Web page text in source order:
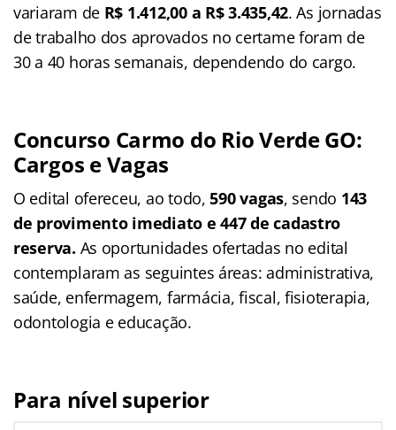
variaram de R$ 1.412,00 a R$ 3.435,42. As jornadas
de trabalho dos aprovados no certame foram de
30 a 40 horas semanais, dependendo do cargo.
Concurso Carmo do Rio Verde GO:
Cargos e Vagas
O edital ofereceu, ao todo,590 vagas, sendo 143
de provimento imediato e 447 de cadastro
reserva. As oportunidades ofertadas no edital
contemplaram as seguintes áreas: administrativa,
saúde, enfermagem, farmácia, fiscal, fisioterapia,
odontologia e educação.
Para nível superior